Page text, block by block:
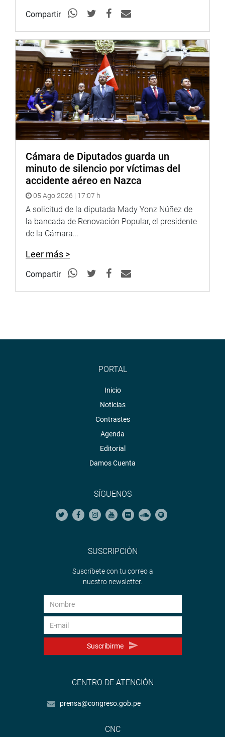
Compartir
Cámara de Diputados guarda un
minuto de silencio por víctimas del
accidente aéreo en Nazca
05 Ago 2026 | 17:07 h
A solicitud de la diputada Mady Yonz Núñez de
la bancada de Renovación Popular, el presidente
de la Cámara...
Leer más >
Compartir
PORTAL
Inicio
Noticias
Contrastes
Agenda
Editorial
Damos Cuenta
SÍGUENOS
SUSCRIPCIÓN
Suscríbete con tu correo a
nuestro newsletter.
Suscribirme
CENTRO DE ATENCIÓN
prensa@congreso.gob.pe
CNC